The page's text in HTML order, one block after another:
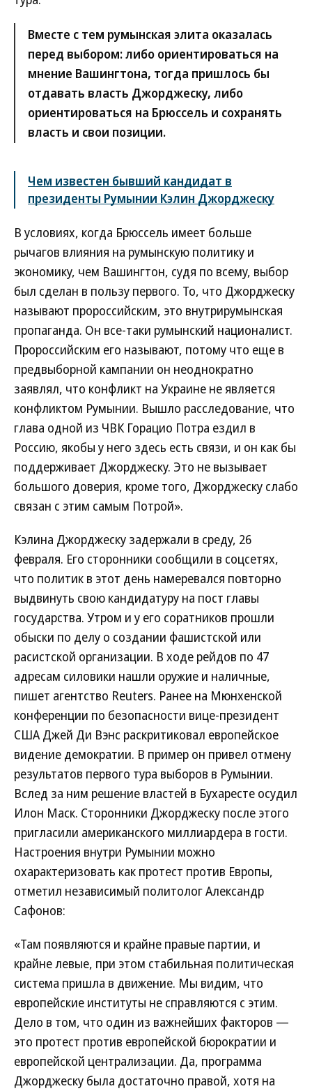
Вместе с тем румынская элита оказалась
перед выбором: либо ориентироваться на
мнение Вашингтона, тогда пришлось бы
отдавать власть Джорджеску, либо
ориентироваться на Брюссель и сохранять
власть и свои позиции.
Чем известен бывший кандидат в
президенты Румынии Кэлин Джорджеску
В условиях, когда Брюссель имеет больше
рычагов влияния на румынскую политику и
экономику, чем Вашингтон, судя по всему, выбор
был сделан в пользу первого. То, что Джорджеску
называют пророссийским, это внутрирумынская
пропаганда. Он все-таки румынский националист.
Пророссийским его называют, потому что еще в
предвыборной кампании он неоднократно
заявлял, что конфликт на Украине не является
конфликтом Румынии. Вышло расследование, что
глава одной из ЧВК Горацио Потра ездил в
Россию, якобы у него здесь есть связи, и он как бы
поддерживает Джорджеску. Это не вызывает
большого доверия, кроме того, Джорджеску слабо
связан с этим самым Потрой».
Кэлина Джорджеску задержали в среду, 26
февраля. Его сторонники сообщили в соцсетях,
что политик в этот день намеревался повторно
выдвинуть свою кандидатуру на пост главы
государства. Утром и у его соратников прошли
обыски по делу о создании фашистской или
расистской организации. В ходе рейдов по 47
адресам силовики нашли оружие и наличные,
пишет агентство Reuters. Ранее на Мюнхенской
конференции по безопасности вице-президент
США Джей Ди Вэнс раскритиковал европейское
видение демократии. В пример он привел отмену
результатов первого тура выборов в Румынии.
Вслед за ним решение властей в Бухаресте осудил
Илон Маск. Сторонники Джорджеску после этого
пригласили американского миллиардера в гости.
Настроения внутри Румынии можно
охарактеризовать как протест против Европы,
отметил независимый политолог Александр
Сафонов:
«Там появляются и крайне правые партии, и
крайне левые, при этом стабильная политическая
система пришла в движение. Мы видим, что
европейские институты не справляются с этим.
Дело в том, что один из важнейших факторов —
это протест против европейской бюрократии и
европейской централизации. Да, программа
Джорджеску была достаточно правой, хотя на